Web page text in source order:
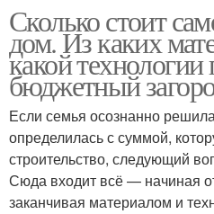
Сколько стоит
дом. Из каких
какой технологии
бюджетный
Если семья осознанно
определилась с суммой,
строительство, следующий
Сюда входит всё — начиная
заканчивая материалом и